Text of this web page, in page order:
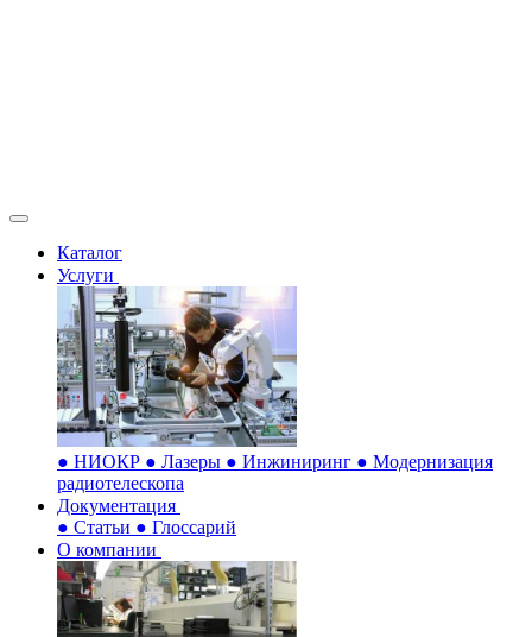
Каталог
Услуги
● НИОКР ● Лазеры ● Инжиниринг ● Модернизация
радиотелескопа
Документация
● Статьи ● Глоссарий
О компании